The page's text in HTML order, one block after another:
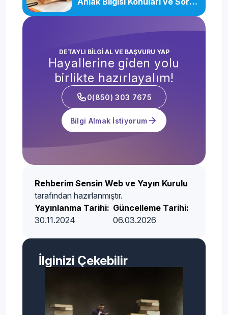
DETAYLI BİLGİ AL VE BAŞVURU YAP
Hayallerine giden yolu
birlikte hazırlayalım!
0(850) 303 7675
Bilgi Almak İstiyorum
Rehberim Sensin Web ve Yayın Kurulu
tarafından hazırlanmıştır.
Yayınlanma Tarihi:
30.11.2024
Güncelleme Tarihi:
06.03.2026
İlginizi Çekebilir